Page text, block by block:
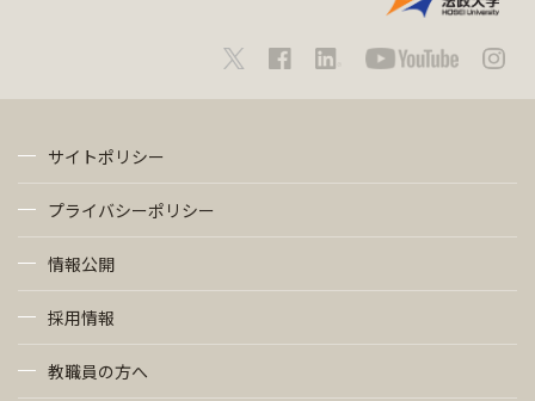
サイトポリシー
プライバシーポリシー
情報公開
採用情報
教職員の方へ